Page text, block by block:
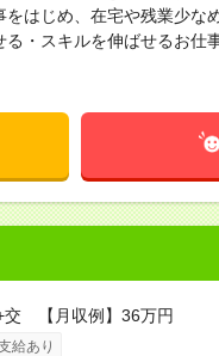
はじめ、在宅や残業少な
・スキルを伸ばせるお仕
交 【月収例】36万円
給あり